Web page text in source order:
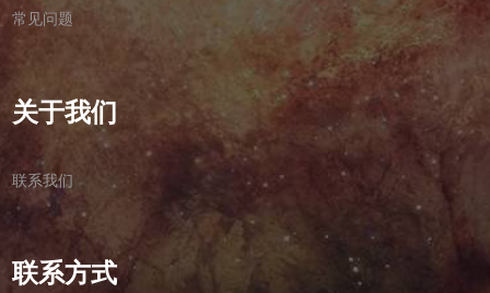
常见问题
关于我们
联系我们
联系方式